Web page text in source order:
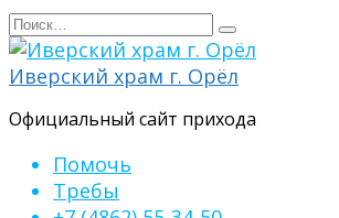
Перейти
к
содержанию
Search
for:
Иверский храм г. Орёл
Официальный сайт прихода
Помочь
Требы